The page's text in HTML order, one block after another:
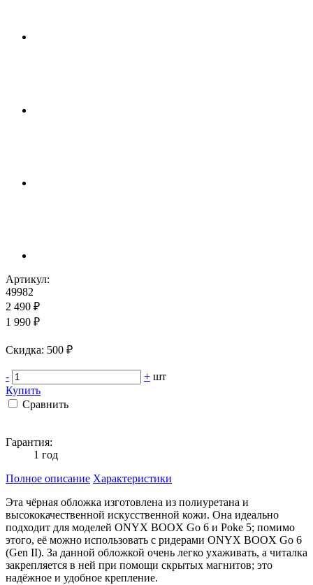
Артикул:
49982
2 490 ₽
1 990 ₽
Cкидка: 500 ₽
- + шт
Купить
Сравнить
Гарантия:
1 год
Полное описание Характеристики
Эта чёрная обложка изготовлена из полиуретана и
высококачественной искусственной кожи. Она идеально
подходит для моделей ONYX BOOX Go 6 и Poke 5; помимо
этого, её можно использовать с ридерами ONYX BOOX Go 6
(Gen II). За данной обложкой очень легко ухаживать, а читалка
закрепляется в ней при помощи скрытых магнитов; это
надёжное и удобное крепление.